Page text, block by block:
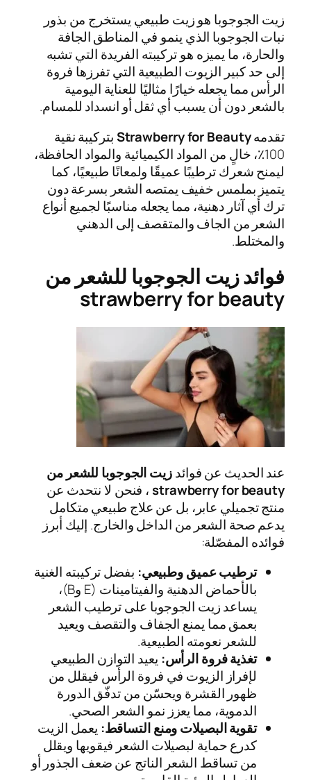
زيت الجوجوبا هو زيت طبيعي يستخرج من بذور
نبات الجوجوبا الذي ينمو في المناطق الجافة
والحارة، ما يميزه هو تركيبته الفريدة التي تشبه
إلى حد كبير الزيوت الطبيعية التي تفرزها فروة
الرأس مما يجعله خيارًا مثاليًا للعناية اليومية
بالشعر دون أن يسبب أي ثقل أو انسداد للمسام.
تقدمهStrawberry for Beautyبتركيبة نقية
100٪، خالٍ من المواد الكيميائية والمواد الحافظة،
ليمنح شعرك ترطيبًا عميقًا ولمعانًا طبيعيًا، كما
يتميز بملمس خفيف يمتصه الشعر بسرعة دون
ترك أي آثار دهنية، مما يجعله مناسبًا لجميع أنواع
الشعر من الجاف والمتقصف إلى الدهني
والمختلط.
فوائد زيت الجوجوبا للشعر من
strawberry for beauty
عند الحديث عن فوائدزيت الجوجوبا للشعر من
strawberry for beauty، فنحن لا نتحدث عن
منتج تجميلي عابر، بل عن علاج طبيعي متكامل
يدعم صحة الشعر من الداخل والخارج. إليك أبرز
فوائده المفصّلة:
ترطيب عميق وطبيعي: بفضل تركيبته الغنية
بالأحماض الدهنية والفيتامينات (E وB)،
يساعد زيت الجوجوبا على ترطيب الشعر
بعمق مما يمنع الجفاف والتقصف ويعيد
للشعر نعومته الطبيعية.
تغذية فروة الرأس: يعيد التوازن الطبيعي
لإفراز الزيوت في فروة الرأس فيقلل من
ظهور القشرة ويحسّن من تدفّق الدورة
الدموية، مما يعزز نمو الشعر الصحي.
تقوية البصيلات ومنع التساقط: يعمل الزيت
كدرع حماية لبصيلات الشعر فيقويها ويقلل
من تساقط الشعر الناتج عن ضعف الجذور أو